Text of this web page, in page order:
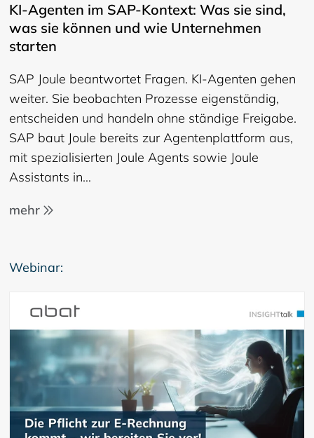
KI-Agenten im SAP-Kontext: Was sie sind,
was sie können und wie Unternehmen
starten
SAP Joule beantwortet Fragen. KI-Agenten gehen
weiter. Sie beobachten Prozesse eigenständig,
entscheiden und handeln ohne ständige Freigabe.
SAP baut Joule bereits zur Agentenplattform aus,
mit spezialisierten Joule Agents sowie Joule
Assistants in…
mehr
Webinar: